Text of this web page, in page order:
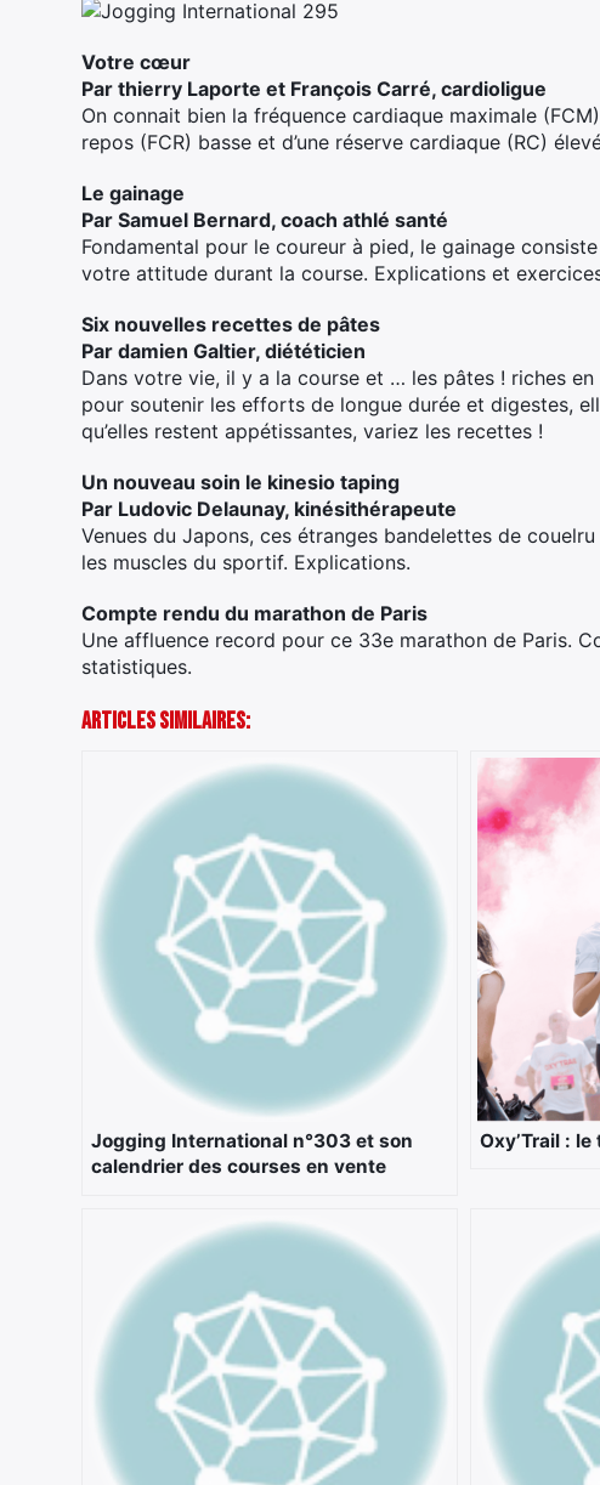
Votre cœur
Par thierry Laporte et François Carré, cardioligue
On connait bien la fréquence cardiaque maximale
repos (FCR) basse et d’une réserve cardiaque (RC)
Le gainage
Par Samuel Bernard, coach athlé santé
Fondamental pour le coureur à pied, le gainage
votre attitude durant la course. Explications et
Six nouvelles recettes de pâtes
Par damien Galtier, diététicien
Dans votre vie, il y a la course et … les pâtes ! riches
pour soutenir les efforts de longue durée et digestes,
qu’elles restent appétissantes, variez les recettes !
Un nouveau soin le kinesio taping
Par Ludovic Delaunay, kinésithérapeute
Venues du Japons, ces étranges bandelettes de
les muscles du sportif. Explications.
Compte rendu du marathon de Paris
Une affluence record pour ce 33e marathon de Paris.
statistiques.
Articles Similaires:
Jogging International n°303 et son
calendrier des courses en vente
Oxy’Trail :